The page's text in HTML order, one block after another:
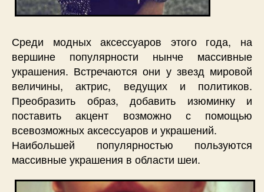
Среди модных аксессуаров этого года, на
вершине популярности нынче массивные
украшения. Встречаются они у звезд мировой
величины, актрис, ведущих и политиков.
Преобразить образ, добавить изюминку и
поставить акцент возможно с помощью
всевозможных аксессуаров и украшений.
Наибольшей популярностью пользуются
массивные украшения в области шеи.